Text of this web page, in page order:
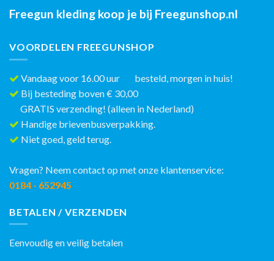
Freegun kleding koop je bij Freegunshop.nl
VOORDELEN FREEGUNSHOP
Vandaag voor 16.00 uur besteld, morgen in huis!
Bij besteding boven € 30,00
GRATIS verzending! (alleen in Nederland)
Handige brievenbusverpakking.
Niet goed, geld terug.
Vragen? Neem contact op met onze klantenservice:
0184 - 652945
BETALEN / VERZENDEN
Eenvoudig en veilig betalen